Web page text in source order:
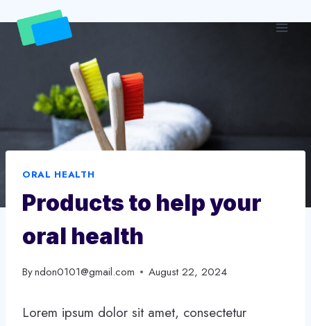
content
ORAL HEALTH
Products to help your
oral health
Byndon0101@gmail.com August 22, 2024
Lorem ipsum dolor sit amet, consectetur